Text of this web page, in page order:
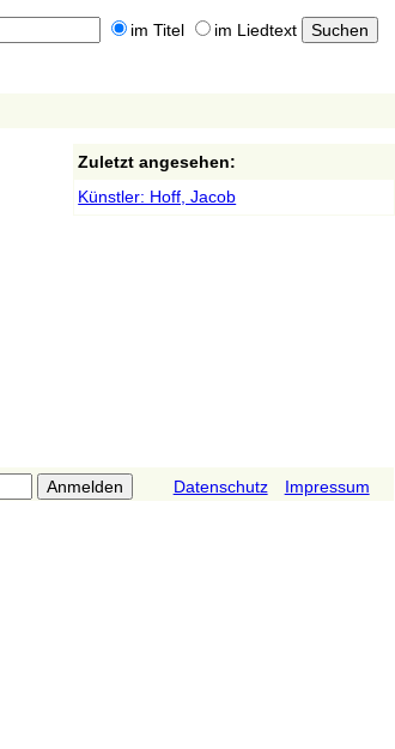
im Titel im Liedtext
Zuletzt angesehen:
Künstler: Hoff, Jacob
Datenschutz Impressum